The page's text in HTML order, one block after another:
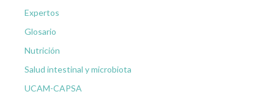
Expertos
Glosario
Nutrición
Salud intestinal y microbiota
UCAM-CAPSA